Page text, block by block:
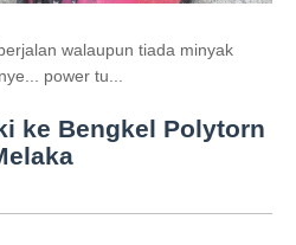
walaupun tiada minyak
power tu...
ke Bengkel Polytorn